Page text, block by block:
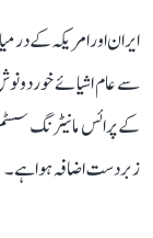
سے عام اشیائے
کے پرائس مانیٹرنگ
زبردست اضافہ ہوا ہے۔